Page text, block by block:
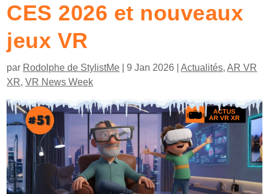
CES 2026 et nouveaux
jeux VR
par Rodolphe de StylistMe |9 Jan 2026 |Actualités,AR VR
XR,VR News Week